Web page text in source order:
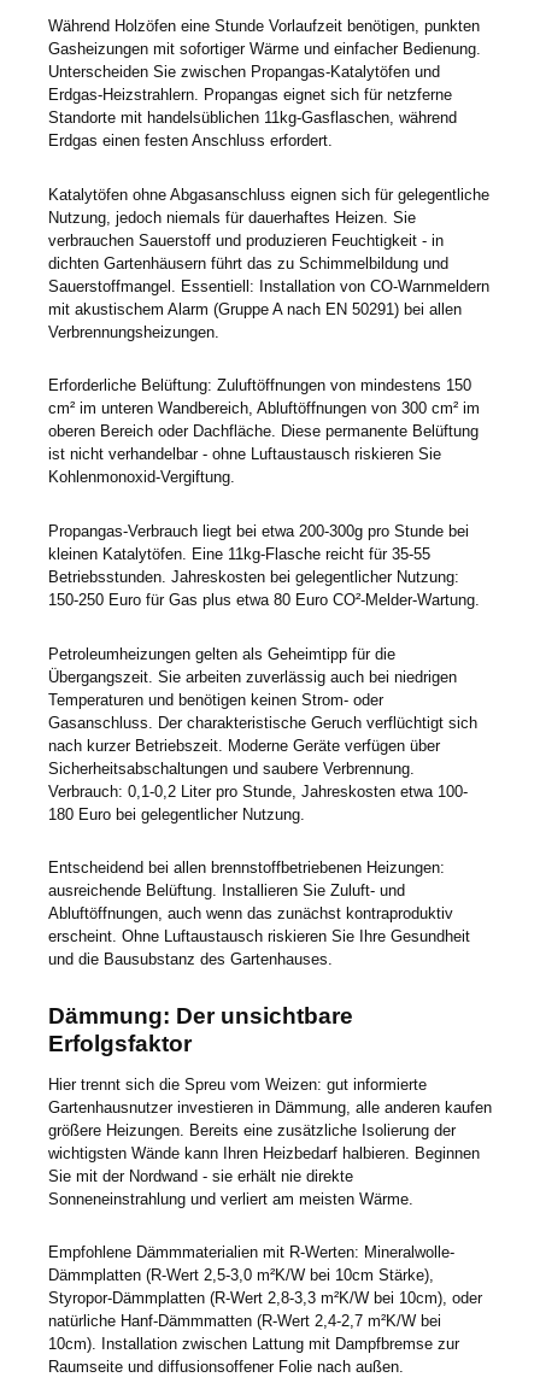
Während Holzöfen eine Stunde Vorlaufzeit benötigen, punkten
Gasheizungen mit sofortiger Wärme und einfacher Bedienung.
Unterscheiden Sie zwischen Propangas-Katalytöfen und
Erdgas-Heizstrahlern. Propangas eignet sich für netzferne
Standorte mit handelsüblichen 11kg-Gasflaschen, während
Erdgas einen festen Anschluss erfordert.
Katalytöfen ohne Abgasanschluss eignen sich für gelegentliche
Nutzung, jedoch niemals für dauerhaftes Heizen. Sie
verbrauchen Sauerstoff und produzieren Feuchtigkeit - in
dichten Gartenhäusern führt das zu Schimmelbildung und
Sauerstoffmangel. Essentiell: Installation von CO-Warnmeldern
mit akustischem Alarm (Gruppe A nach EN 50291) bei allen
Verbrennungsheizungen.
Erforderliche Belüftung: Zuluftöffnungen von mindestens 150
cm² im unteren Wandbereich, Abluftöffnungen von 300 cm² im
oberen Bereich oder Dachfläche. Diese permanente Belüftung
ist nicht verhandelbar - ohne Luftaustausch riskieren Sie
Kohlenmonoxid-Vergiftung.
Propangas-Verbrauch liegt bei etwa 200-300g pro Stunde bei
kleinen Katalytöfen. Eine 11kg-Flasche reicht für 35-55
Betriebsstunden. Jahreskosten bei gelegentlicher Nutzung:
150-250 Euro für Gas plus etwa 80 Euro CO²-Melder-Wartung.
Petroleumheizungen gelten als Geheimtipp für die
Übergangszeit. Sie arbeiten zuverlässig auch bei niedrigen
Temperaturen und benötigen keinen Strom- oder
Gasanschluss. Der charakteristische Geruch verflüchtigt sich
nach kurzer Betriebszeit. Moderne Geräte verfügen über
Sicherheitsabschaltungen und saubere Verbrennung.
Verbrauch: 0,1-0,2 Liter pro Stunde, Jahreskosten etwa 100-
180 Euro bei gelegentlicher Nutzung.
Entscheidend bei allen brennstoffbetriebenen Heizungen:
ausreichende Belüftung. Installieren Sie Zuluft- und
Abluftöffnungen, auch wenn das zunächst kontraproduktiv
erscheint. Ohne Luftaustausch riskieren Sie Ihre Gesundheit
und die Bausubstanz des Gartenhauses.
Dämmung: Der unsichtbare
Erfolgsfaktor
Hier trennt sich die Spreu vom Weizen: gut informierte
Gartenhausnutzer investieren in Dämmung, alle anderen kaufen
größere Heizungen. Bereits eine zusätzliche Isolierung der
wichtigsten Wände kann Ihren Heizbedarf halbieren. Beginnen
Sie mit der Nordwand - sie erhält nie direkte
Sonneneinstrahlung und verliert am meisten Wärme.
Empfohlene Dämmmaterialien mit R-Werten: Mineralwolle-
Dämmplatten (R-Wert 2,5-3,0 m²K/W bei 10cm Stärke),
Styropor-Dämmplatten (R-Wert 2,8-3,3 m²K/W bei 10cm), oder
natürliche Hanf-Dämmmatten (R-Wert 2,4-2,7 m²K/W bei
10cm). Installation zwischen Lattung mit Dampfbremse zur
Raumseite und diffusionsoffener Folie nach außen.